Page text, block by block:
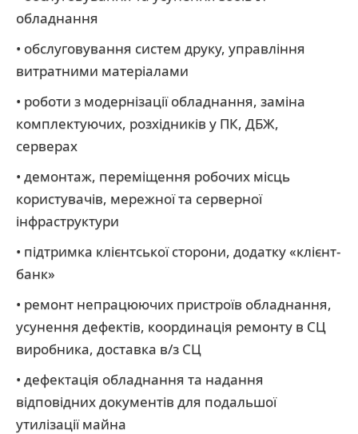
обладнання
• обслуговування систем друку, управління
витратними матеріалами
• роботи з модернізації обладнання, заміна
комплектуючих, розхідників у ПК, ДБЖ,
серверах
• демонтаж, переміщення робочих місць
користувачів, мережної та серверної
інфраструктури
• підтримка клієнтської сторони, додатку «клієнт-
банк»
• ремонт непрацюючих пристроїв обладнання,
усунення дефектів, координація ремонту в СЦ
виробника, доставка в/з СЦ
• дефектація обладнання та надання
відповідних документів для подальшої
утилізації майна